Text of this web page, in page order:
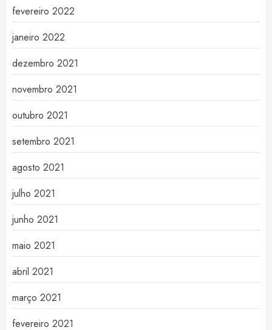
fevereiro 2022
janeiro 2022
dezembro 2021
novembro 2021
outubro 2021
setembro 2021
agosto 2021
julho 2021
junho 2021
maio 2021
abril 2021
março 2021
fevereiro 2021